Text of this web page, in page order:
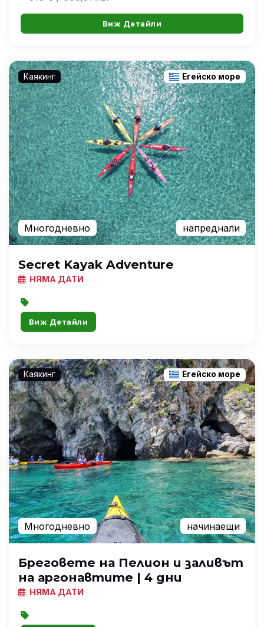
Виж Детайли
Каякинг Егейско море
Многодневно напреднали
Secret Kayak Adventure
НЯМА ДАТИ
Виж Детайли
Каякинг Егейско море
Многодневно начинаещи
Бреговете на Пелион и заливът
на аргонавтите | 4 дни
НЯМА ДАТИ